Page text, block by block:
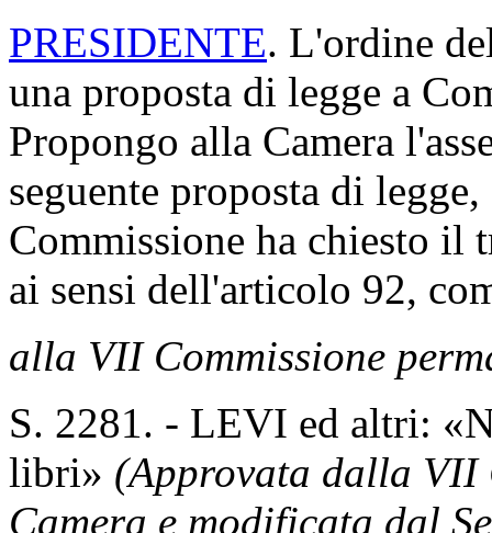
PRESIDENTE. L'ordine
una proposta di legge a
Propongo alla Camera
seguente proposta di
Commissione ha chiesto il
ai sensi dell'articolo 92,
alla VII Commissione
S. 2281. - LEVI ed altri:
libri» (Approvata dalla VII
Camera e modificata dal